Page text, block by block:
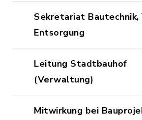
Sekretariat Bautechnik,
Entsorgung
Leitung Stadtbauhof
(Verwaltung)
Mitwirkung bei